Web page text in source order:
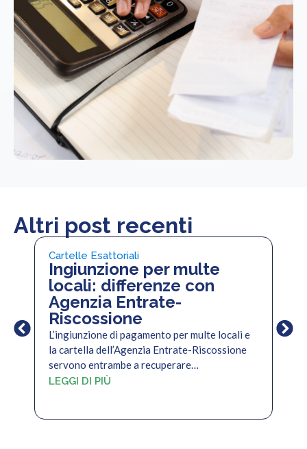
Altri post recenti
Cartelle Esattoriali
Ingiunzione per multe
locali: differenze con
Agenzia Entrate-
Riscossione
L’ingiunzione di pagamento per multe locali e
la cartella dell’Agenzia Entrate-Riscossione
servono entrambe a recuperare…
LEGGI DI PIÙ
Il
per